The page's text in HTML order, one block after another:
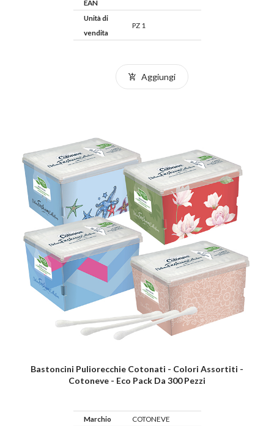
EAN
Unità di
vendita
PZ 1
Aggiungi
Bastoncini Puliorecchie Cotonati - Colori Assortiti -
Cotoneve - Eco Pack Da 300 Pezzi
Marchio
COTONEVE